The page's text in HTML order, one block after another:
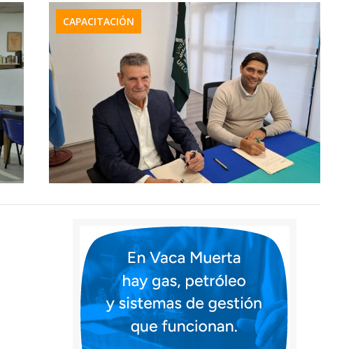
CAPACITACIÓN